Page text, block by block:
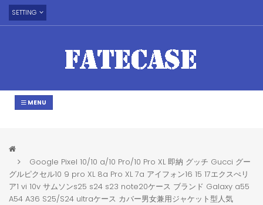
SETTING
MENU
Google Pixel 10/10 a/10 Pro/10 Pro XL 即納 グッチ Gucci グー
グルピクセル10 9 pro XL 8a Pro XL 7a アイフォン16 15 17エクスぺリ
ア1 vi 10v サムソンs25 s24 s23 note20ケース ブランド Galaxy a55
A54 A36 S25/S24 ultraケース カバー男女兼用ジャケット型人気